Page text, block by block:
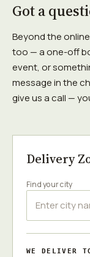
Got a
Beyond the
too — a one-off
event, or
message in the
give us a call —
Delivery
Find your city
WE DELIVER